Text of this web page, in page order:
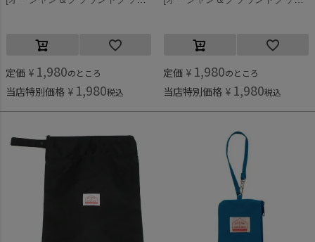
定価 ¥ 1,980のところ
当店特別価格 ¥ 1,980税込
定価 ¥ 1,980のところ
当店特別価格 ¥ 1,980税込